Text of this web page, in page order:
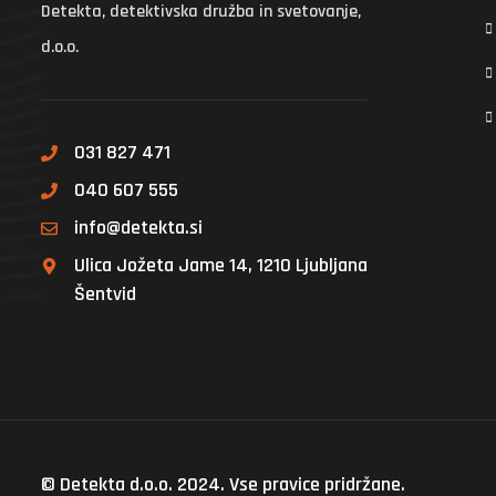
Detekta, detektivska družba in svetovanje,
d.o.o.
031 827 471
040 607 555
info@detekta.si
Ulica Jožeta Jame 14, 1210 Ljubljana
Šentvid
© Detekta d.o.o. 2024. Vse pravice pridržane.